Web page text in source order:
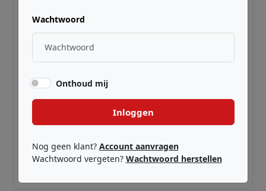
QRBL8
€ 319,00
Wachtwoord
Onthoud mij
Inloggen
Nog geen klant? Account aanvragen
Wachtwoord vergeten? Wachtwoord herstellen